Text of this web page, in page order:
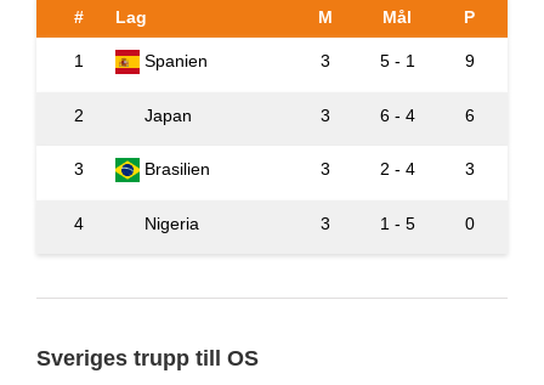
# Lag M Mål P
1 Spanien 3 5 - 1 9
2 Japan 3 6 - 4 6
3 Brasilien 3 2 - 4 3
4 Nigeria 3 1 - 5 0
Sveriges trupp till OS